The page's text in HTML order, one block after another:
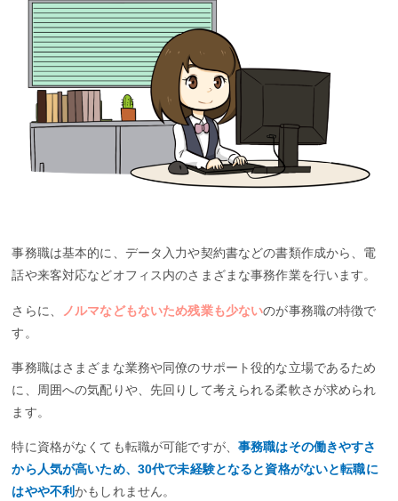
事務職は基本的に、データ入力や契約書などの書類作成から、電
話や来客対応などオフィス内のさまざまな事務作業を行います。
さらに、 ノルマなどもないため残業も少ないのが事務職の特徴で
す。
事務職はさまざまな業務や同僚のサポート役的な立場であるため
に、周囲への気配りや、先回りして考えられる柔軟さが求められ
ます。
特に資格がなくても転職が可能ですが、事務職はその働きやすさ
から人気が高いため、30代で未経験となると資格がないと転職に
はやや不利かもしれません。